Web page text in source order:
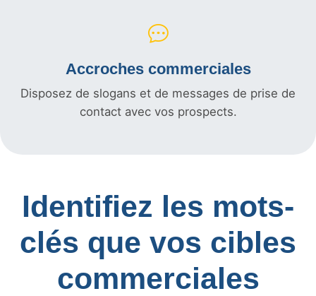
Accroches commerciales
Disposez de slogans et de messages de prise de
contact avec vos prospects.
Identifiez les mots-
clés que vos cibles
commerciales